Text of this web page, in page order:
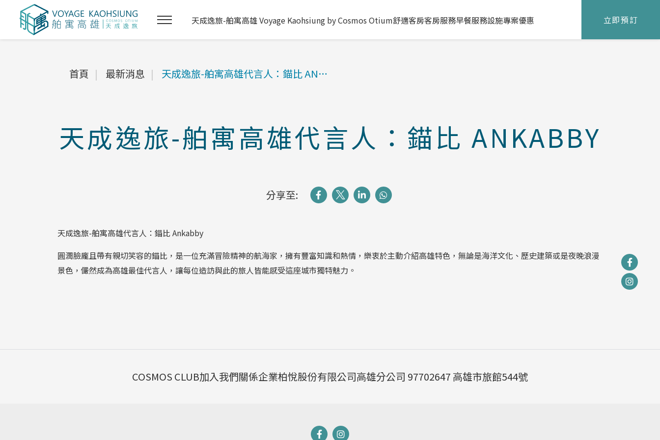
天成逸旅-舶寓高雄 Voyage Kaohsiung by Cosmos Otium舒適客房客房服務早餐服務設施專案優惠 立即預訂
首頁 最新消息 天成逸旅-舶寓高雄代言人：錨比 AN…
天成逸旅-舶寓高雄代言人：錨比 ANKABBY
分享至:
天成逸旅-舶寓高雄代言人：錨比 Ankabby
圓潤臉龐且帶有親切笑容的錨比，是一位充滿冒險精神的航海家，擁有豐富知識和熱情，樂衷於主動介紹高雄特色，無論是海洋文化、歷史建築或是夜晚浪漫
景色，儼然成為高雄最佳代言人，讓每位造訪與此的旅人皆能感受這座城市獨特魅力。
COSMOS CLUB加入我們關係企業柏悅股份有限公司高雄分公司 97702647 高雄市旅館544號